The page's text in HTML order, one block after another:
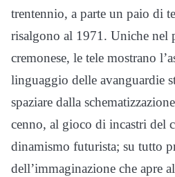
trentennio, a parte un paio di
risalgono al 1971. Uniche nel
cremonese, le tele mostrano
linguaggio delle avanguardie
spaziare dalla
cenno, al gioco di incastri del
dinamismo futurista; su tutto
dell’immaginazione che apre